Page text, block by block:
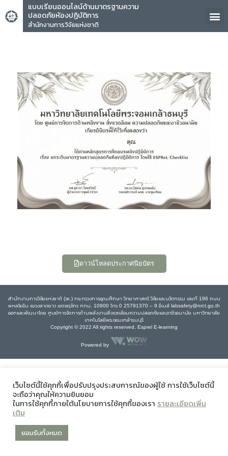
แบบเรียนออนไลน์ด้านมาตรฐานความ
ปลอดภัยห้องปฏิบัติการ
สำนักงานการวิจัยแห่งชาติ
คุณ
ดาวน์โหลดประกาศนียบัตร
สำนักงานการวิจัยแห่งชาติ (วช.) กระทรวงการอุดมศึกษา วิทยาศาสตร์ วิจัยและนวัตกรรม เลขที่ 196 ถนน
พหลโยธิน แขวงลาดยาว เขตจตุจักร กทม. 10900 โทร 0 25791370 – 9 อีเมล์ labsafety@nrct.go.th
ออกและพัฒนาโดย ศูนย์การจัดการด้านพลังงานสิ่งแวดล้อมความปลอดภัยและอาชีวอนามัย มหาวิทยาลัย
เทคโนโลยีพระจอมเกล้าธนบุรี
Copyright © 2022 All rights reserved, Esprel E-learning
Powered by
เว็บไซต์นี้ใช้คุกกี้เพื่อปรับปรุงประสบการณ์ของผู้ใช้ การใช้เว็บไซต์นี้
จะถือว่าคุณให้ความยินยอม
ในการใช้คุกกี้ภายใต้นโยบายการใช้คุกกี้ของเรา รายละเอียดเพิ่ม
เติม
ยอมรับทั้งหมด